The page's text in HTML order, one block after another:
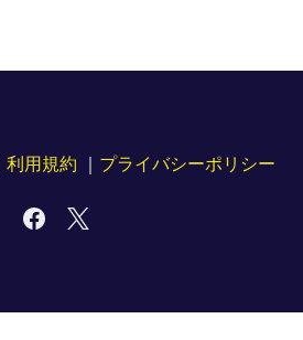
利用規約 ｜ プライバシーポリシー